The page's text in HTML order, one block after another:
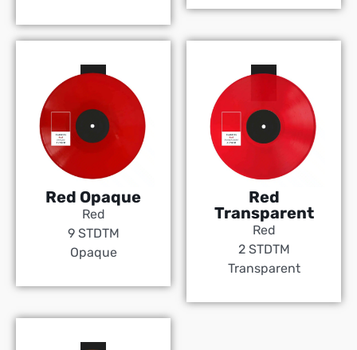
Red Opaque
Red
9 STDTM
Opaque
Red
Transparent
Red
2 STDTM
Transparent